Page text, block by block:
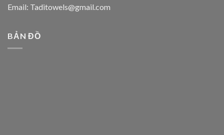
Email: Taditowels@gmail.com
BẢN ĐỒ